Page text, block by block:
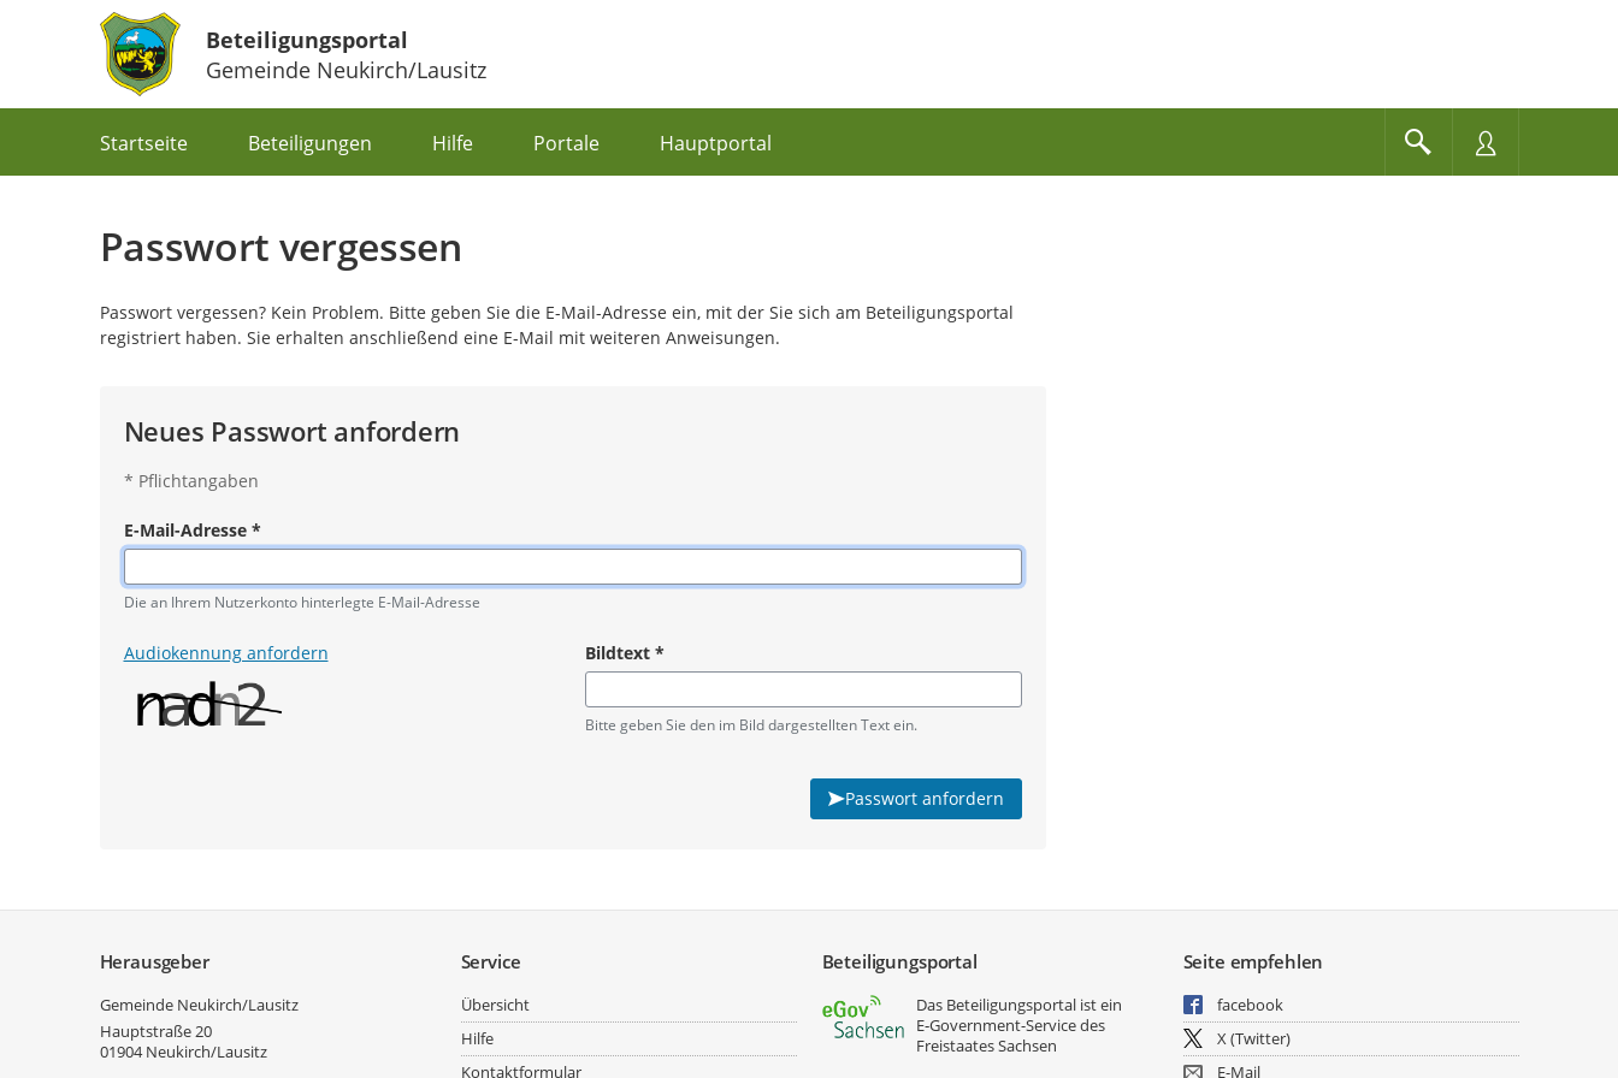
Beteiligungsportal
Gemeinde Neukirch/Lausitz
Startseite Beteiligungen Hilfe Portale Hauptportal
Passwort vergessen
Passwort vergessen? Kein Problem. Bitte geben Sie die E-Mail-Adresse ein, mit der Sie sich am Beteiligungsportal
registriert haben. Sie erhalten anschließend eine E-Mail mit weiteren Anweisungen.
Neues Passwort anfordern
* Pflichtangaben
E-Mail-Adresse*
Pflichtangabe
Die an Ihrem Nutzerkonto hinterlegte E-Mail-Adresse
Audiokennung anfordern Bildtext *
Pflichtangabe
Bitte geben Sie den im Bild dargestellten Text ein.
Passwort anfordern
Herausgeber
Gemeinde Neukirch/Lausitz
Hauptstraße 20
01904 Neukirch/Lausitz
Service
Übersicht
Hilfe
Kontaktformular
Beteiligungsportal
Das Beteiligungsportal ist ein
E‑Government-Service des
Freistaates Sachsen
Seite empfehlen
facebook
X (Twitter)
E-Mail